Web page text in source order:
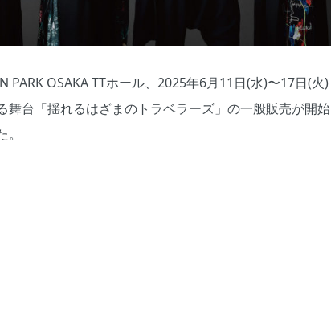
PARK OSAKA TTホール、2025年6⽉11⽇(⽔)〜17⽇(火)
台「揺れるはざまのトラベラーズ」の一般販売が開始